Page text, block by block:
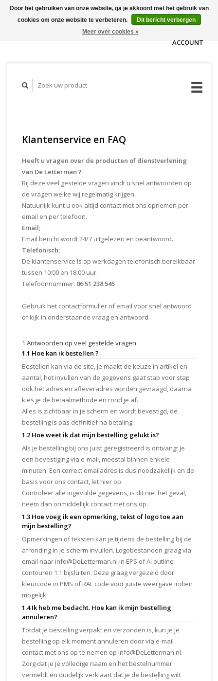
WINKELWAGEN
ACCOUNT
Klantenservice en FAQ
Heeft u vragen over de producten of dienstverlening
van De Letterman ?
Bij deze veel gestelde vragen vindt u snel antwoorden op
de vragen welke wij regelmatig krijgen.
Natuurlijk kunt u ook altijd contact met ons opnemen per
email en per telefoon.
Email;
Email bericht wordt 24/7 uitgelezen en beantwoord.
Telefonisch;
De klantenservice is op werkdagen telefonisch bereikbaar
tussen 10:00 en 18:00 uur.
Telefoonnummer: 06 51 238 545
Gebruik het contactformulier of email voor snel antwoord
of kijk in onderstaande vraag en antwoord.
1 Antwoorden op veel gestelde vragen
1.1 Hoe kan ik bestellen ?
Bestellen kan via de site, je maakt de keuze in artikel en
aantal, het invullen van de gegevens gaat stap voor stap
ook het adres en afleveradres worden gevraagd, daarna
kies je de betaalmethode en rond je af.
Alles is zichtbaar in je scherm en wordt bevestigd, de
bestelling is pas definitief na betaling.
1.2 Hoe weet ik dat mijn bestelling gelukt is?
Als je bestelling bij ons juist geregistreerd is ontvangt je
een bevestiging via e-mail, meestal binnen enkele
minuten. Een correct emailadres is dus noodzakelijk en de
basis voor ons contact, let hier op.
Controleer alle ingevulde gegevens, is dit niet het geval,
neem dan onmiddellijk contact met ons op.
1.3 Hoe voeg ik een opmerking, tekst of logo toe aan
mijn bestelling?
Opmerkingen of teksten kan je tijdens de bestelling bij de
afronding in je scherm invullen. Logobestanden graag via
email naar info@DeLetterman.nl in EPS of Ai outline
contouren 1:1 bijsluiten. Deze graag vergezeld door
kleurcode in PMS of RAL code voor juiste weergave indien
mogelijk.
1.4 Ik heb me bedacht. Hoe kan ik mijn bestelling
annuleren?
Totdat je bestelling verpakt en verzonden is, kun je je
bestelling op elk moment annuleren door via e-mail
contact met ons op te nemen op info@DeLetterman.nl.
Zorg dat je je volledige naam en het bestelnummer
vermeldt en duidelijk verklaart dat je de bestelling wilt
Door het gebruiken van onze website, ga je akkoord met het gebruik van
cookies om onze website te verbeteren.
Dit bericht verbergen
Meer over cookies »